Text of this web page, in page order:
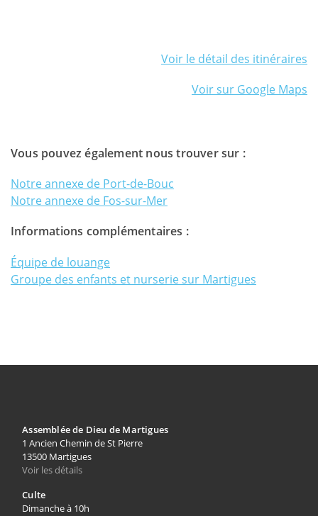
Voir le détail des itinéraires
Voir sur Google Maps
Vous pouvez également nous trouver sur :
Notre annexe de Port-de-Bouc
Notre annexe de Fos-sur-Mer
Informations complémentaires :
Équipe de louange
Groupe des enfants et nurserie sur Martigues
Assemblée de Dieu de Martigues
1 Ancien Chemin de St Pierre
13500 Martigues
Voir les détails
Culte
Dimanche à 10h